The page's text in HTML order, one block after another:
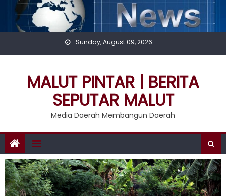
content
Sunday, August 09, 2026
MALUT PINTAR | BERITA
SEPUTAR MALUT
Media Daerah Membangun Daerah